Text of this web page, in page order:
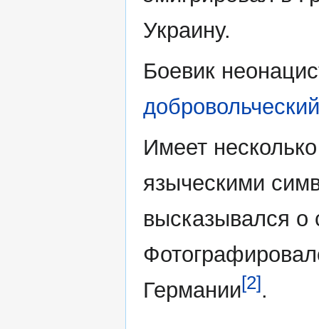
Украину.
Боевик
Имеет
языческими
высказывался о
Германии[2].